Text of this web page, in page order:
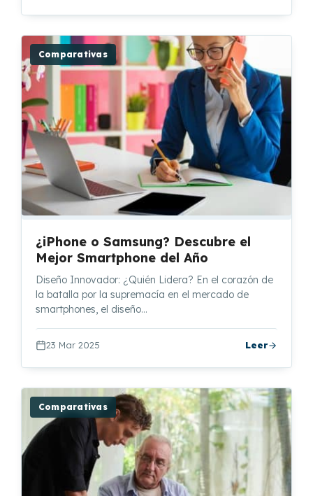
Comparativas
¿iPhone o Samsung? Descubre el
Mejor Smartphone del Año
Diseño Innovador: ¿Quién Lidera? En el corazón de
la batalla por la supremacía en el mercado de
smartphones, el diseño…
23 Mar 2025 Leer
Comparativas